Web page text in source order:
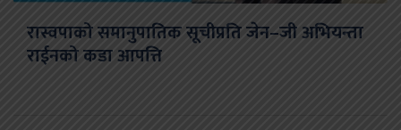
रास्वपाको समानुपातिक सूचीप्रति जेन–जी अभियन्ता
राईनको कडा आपत्ति